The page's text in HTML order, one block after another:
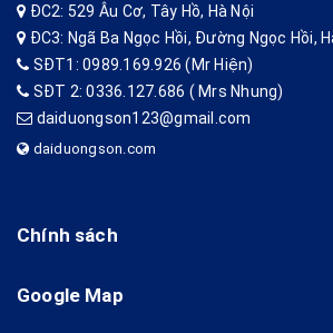
ĐC2: 529 Âu Cơ, Tây Hồ, Hà Nội
ĐC3: Ngã Ba Ngọc Hồi, Đường Ngọc Hồi,
SĐT1: 0989.169.926 (Mr Hiện)
SĐT 2: 0336.127.686 ( Mrs Nhung)
daiduongson123@gmail.com
daiduongson.com
Chính sách
Google Map